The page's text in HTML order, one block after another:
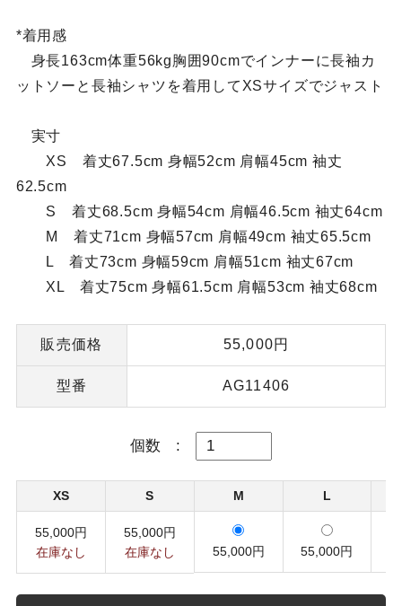
*着用感
身長163cm体重56kg胸囲90cmでインナーに長袖カ
ットソーと長袖シャツを着用してXSサイズでジャスト
実寸
XS 着丈67.5cm 身幅52cm 肩幅45cm 袖丈
62.5cm
S 着丈68.5cm 身幅54cm 肩幅46.5cm 袖丈64cm
M 着丈71cm 身幅57cm 肩幅49cm 袖丈65.5cm
L 着丈73cm 身幅59cm 肩幅51cm 袖丈67cm
XL 着丈75cm 身幅61.5cm 肩幅53cm 袖丈68cm
販売価格 55,000円
型番 AG11406
個数 :
XS S M L
55,000円
在庫なし
55,000円
在庫なし
55,000円 55,000円